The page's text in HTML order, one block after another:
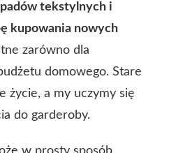
tekstylnych i
kupowania nowych
zarówno dla
domowego. Stare
życie, a my uczymy się
do garderoby.